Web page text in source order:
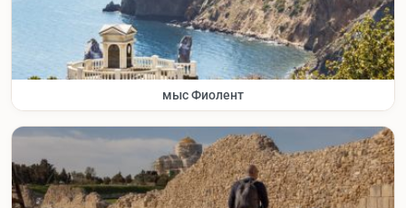
мыс Фиолент